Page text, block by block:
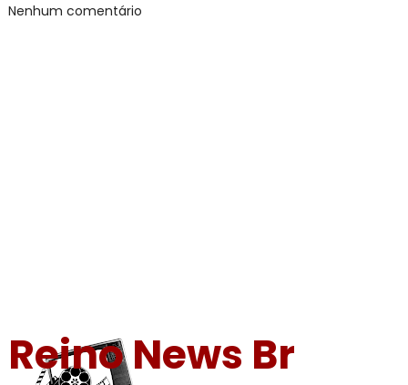
Nenhum comentário
Reino News Br